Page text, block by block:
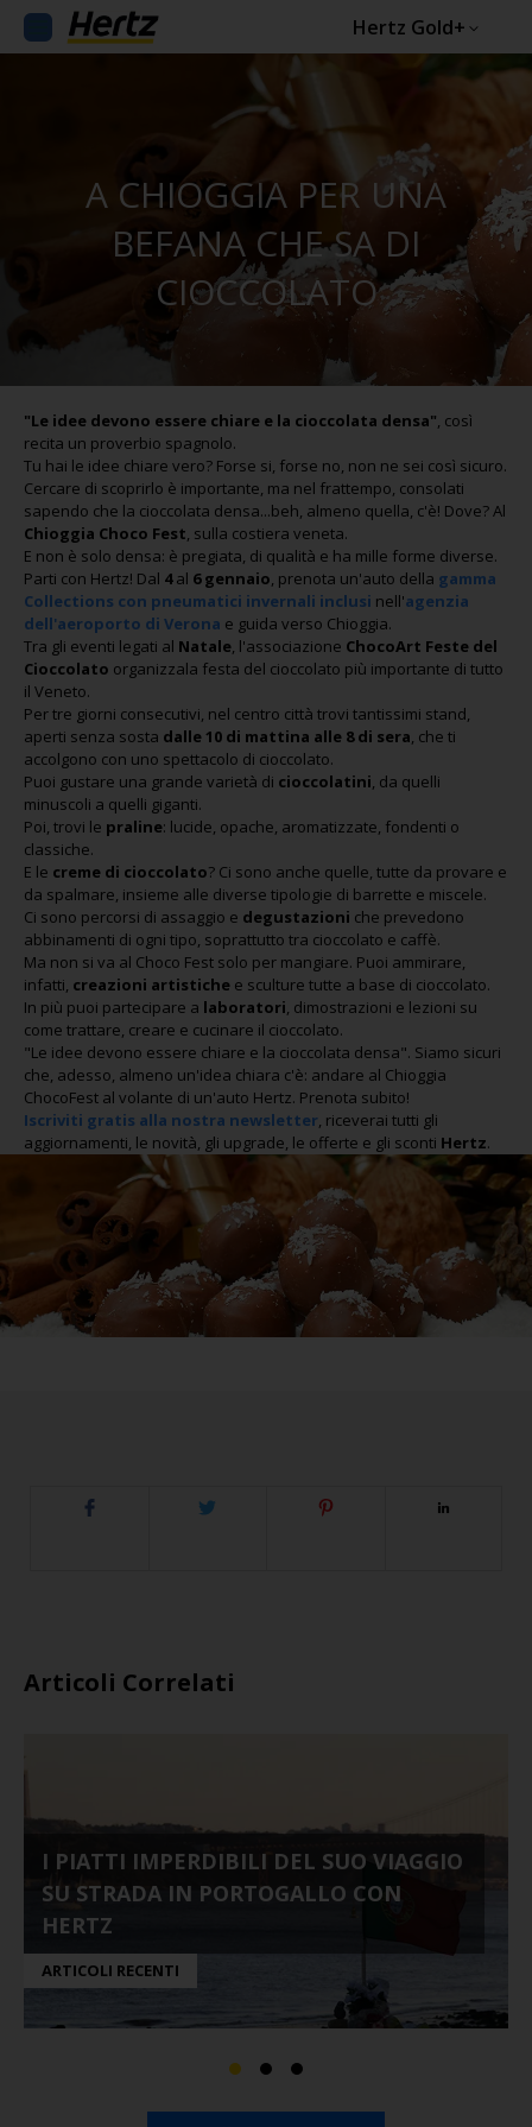
Hertz Gold+
A CHIOGGIA PER UNA
BEFANA CHE SA DI
CIOCCOLATO
"Le idee devono essere chiare e la cioccolata densa", così
recita un proverbio spagnolo.
Tu hai le idee chiare vero? Forse si, forse no, non ne sei così sicuro.
Cercare di scoprirlo è importante, ma nel frattempo, consolati
sapendo che la cioccolata densa...beh, almeno quella, c'è! Dove? Al
Chioggia Choco Fest, sulla costiera veneta.
E non è solo densa: è pregiata, di qualità e ha mille forme diverse.
Parti con Hertz! Dal 4al 6 gennaio, prenota un'auto della gamma
Collections con pneumatici invernali inclusi nell'agenzia
dell'aeroporto di Verona e guida verso Chioggia.
Tra gli eventi legati al Natale, l'associazione ChocoArt Feste del
Cioccolato organizzala festa del cioccolato più importante di tutto
il Veneto.
Per tre giorni consecutivi, nel centro città trovi tantissimi stand,
aperti senza sosta dalle 10 di mattina alle 8 di sera, che ti
accolgono con uno spettacolo di cioccolato.
Puoi gustare una grande varietà di cioccolatini, da quelli
minuscoli a quelli giganti.
Poi, trovi le praline: lucide, opache, aromatizzate, fondenti o
classiche.
E le creme di cioccolato? Ci sono anche quelle, tutte da provare e
da spalmare, insieme alle diverse tipologie di barrette e miscele.
Ci sono percorsi di assaggio e degustazioni che prevedono
abbinamenti di ogni tipo, soprattutto tra cioccolato e caffè.
Ma non si va al Choco Fest solo per mangiare. Puoi ammirare,
infatti, creazioni artistiche e sculture tutte a base di cioccolato.
In più puoi partecipare a laboratori, dimostrazioni e lezioni su
come trattare, creare e cucinare il cioccolato.
"Le idee devono essere chiare e la cioccolata densa". Siamo sicuri
che, adesso, almeno un'idea chiara c'è: andare al Chioggia
ChocoFest al volante di un'auto Hertz. Prenota subito!
Iscriviti gratis alla nostra newsletter, riceverai tutti gli
aggiornamenti, le novità, gli upgrade, le offerte e gli sconti Hertz.
Articoli Correlati
I PIATTI IMPERDIBILI DEL SUO VIAGGIO
SU STRADA IN PORTOGALLO CON
HERTZ
ARTICOLI RECENTI